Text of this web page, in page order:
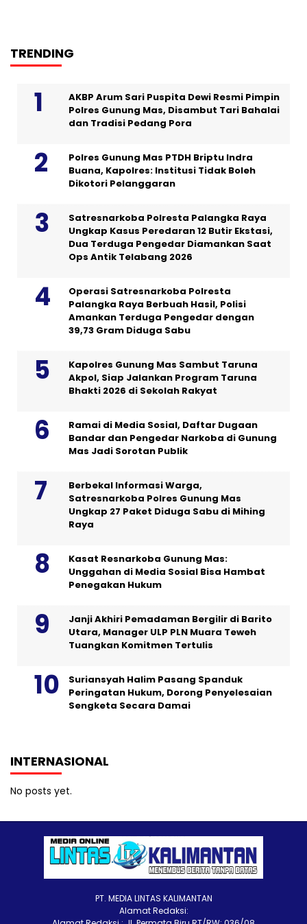
TRENDING
AKBP Arum Sari Puspita Dewi Resmi Pimpin
Polres Gunung Mas, Disambut Tari Bahalai
dan Tradisi Pedang Pora
Polres Gunung Mas PTDH Briptu Indra
Buana, Kapolres: Institusi Tidak Boleh
Dikotori Pelanggaran
Satresnarkoba Polresta Palangka Raya
Ungkap Kasus Peredaran 12 Butir Ekstasi,
Dua Terduga Pengedar Diamankan Saat
Ops Antik Telabang 2026
Operasi Satresnarkoba Polresta
Palangka Raya Berbuah Hasil, Polisi
Amankan Terduga Pengedar dengan
39,73 Gram Diduga Sabu
Kapolres Gunung Mas Sambut Taruna
Akpol, Siap Jalankan Program Taruna
Bhakti 2026 di Sekolah Rakyat
Ramai di Media Sosial, Daftar Dugaan
Bandar dan Pengedar Narkoba di Gunung
Mas Jadi Sorotan Publik
Berbekal Informasi Warga,
Satresnarkoba Polres Gunung Mas
Ungkap 27 Paket Diduga Sabu di Mihing
Raya
Kasat Resnarkoba Gunung Mas:
Unggahan di Media Sosial Bisa Hambat
Penegakan Hukum
Janji Akhiri Pemadaman Bergilir di Barito
Utara, Manager ULP PLN Muara Teweh
Tuangkan Komitmen Tertulis
Suriansyah Halim Pasang Spanduk
Peringatan Hukum, Dorong Penyelesaian
Sengketa Secara Damai
INTERNASIONAL
No posts yet.
PT. MEDIA LINTAS KALIMANTAN
Alamat Redaksi: